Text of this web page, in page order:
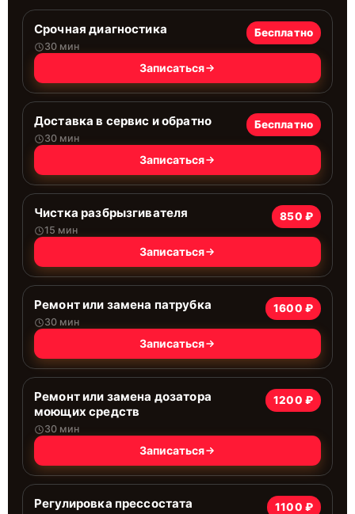
Срочная диагностика
30 мин
Бесплатно
Записаться
Доставка в сервис и обратно
30 мин
Бесплатно
Записаться
Чистка разбрызгивателя
15 мин
850 ₽
Записаться
Ремонт или замена патрубка
30 мин
1600 ₽
Записаться
Ремонт или замена дозатора
моющих средств
30 мин
1200 ₽
Записаться
Регулировка прессостата 1100 ₽